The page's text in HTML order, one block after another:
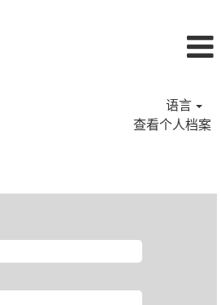
语言
查看个人档案